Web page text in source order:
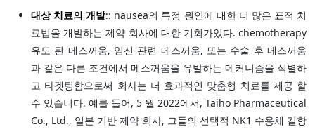
대상 치료의 개발:: nausea의 특정 원인에 대한 더 많은 표적 치
료법을 개발하는 제약 회사에 대한 기회가있다. chemotherapy
유도 된 메스꺼움, 임신 관련 메스꺼움, 또는 수술 후 메스꺼움
과 같은 다른 조건에서 메스꺼움을 유발하는 메커니즘을 식별하
고 타겟팅함으로써 회사는 더 효과적인 맞춤형 치료를 제공 할
수 있습니다. 예를 들어, 5 월 2022에서, Taiho Pharmaceutical
Co., Ltd., 일본 기반 제약 회사, 그들의 선택적 NK1 수용체 길항